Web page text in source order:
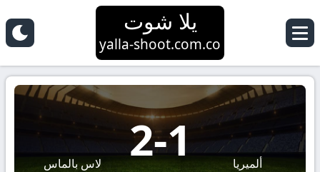
يلا شوت
yalla-shoot.com.co
ألميريا 1
-
2 لاس بالماس